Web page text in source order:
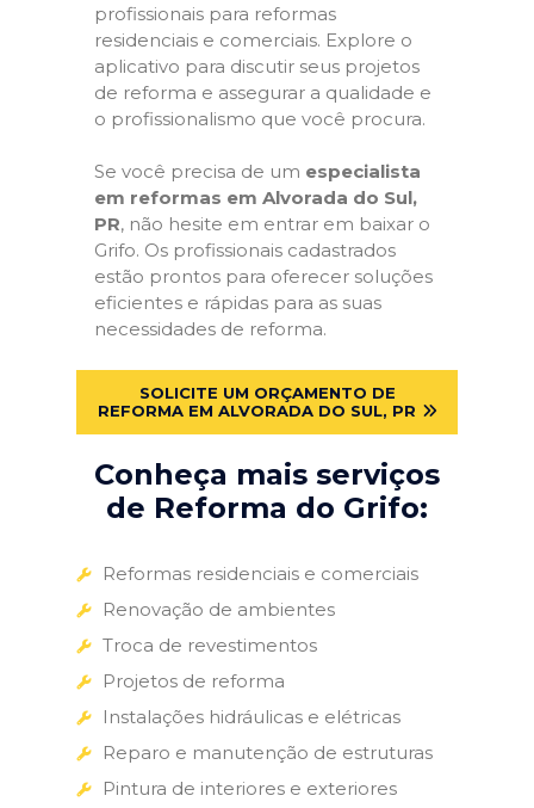
profissionais para reformas
residenciais e comerciais. Explore o
aplicativo para discutir seus projetos
de reforma e assegurar a qualidade e
o profissionalismo que você procura.
Se você precisa de um especialista
em reformas em Alvorada do Sul,
PR, não hesite em entrar em baixar o
Grifo. Os profissionais cadastrados
estão prontos para oferecer soluções
eficientes e rápidas para as suas
necessidades de reforma.
SOLICITE UM ORÇAMENTO DE
REFORMA EM ALVORADA DO SUL, PR
Conheça mais serviços
de Reforma do Grifo:
Reformas residenciais e comerciais
Renovação de ambientes
Troca de revestimentos
Projetos de reforma
Instalações hidráulicas e elétricas
Reparo e manutenção de estruturas
Pintura de interiores e exteriores